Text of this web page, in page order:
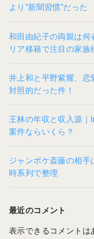
より”新聞習慣”だった
和田由紀子の両親は何
リア移籍で注目の家族
井上和と平野紫耀、恋
対照的だった件！
王林の年収と収入源
案件ならいくら？
ジャンポケ斎藤の相
時系列で整理
最近のコメント
表示できるコメントは